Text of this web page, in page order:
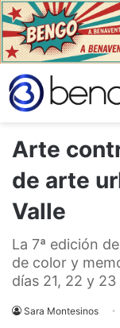
Arte
de arte
Valle
La 7ª edición
de color y
días 21, 22 y
Sara Montesinos